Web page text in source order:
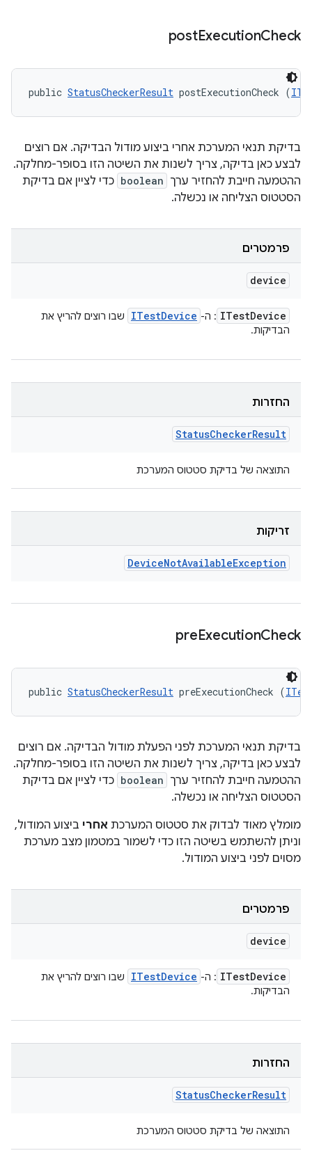
postExecutionCheck
public StatusCheckerResult postExecutionCheck (
בדיקת תנאי המערכת אחרי ביצוע מודול הבדיקה. אם רוצים
לבצע כאן בדיקה, צריך לשנות את השיטה הזו בסופר-מחלקה.
ההטמעה חייבת להחזיר ערך boolean כדי לציין אם בדיקת
הסטטוס הצליחה או נכשלה.
פרמטרים
device
ITestDevice : ה- ITestDevice
שבו רוצים להריץ את
הבדיקות.
החזרות
StatusCheckerResult
התוצאה של בדיקת סטטוס המערכת
זריקות
DeviceNotAvailableException
preExecutionCheck
public StatusCheckerResult preExecutionCheck (
בדיקת תנאי המערכת לפני הפעלת מודול הבדיקה. אם רוצים
לבצע כאן בדיקה, צריך לשנות את השיטה הזו בסופר-מחלקה.
ההטמעה חייבת להחזיר ערך boolean כדי לציין אם בדיקת
הסטטוס הצליחה או נכשלה.
מומלץ מאוד לבדוק את סטטוס המערכת אחרי ביצוע המודול,
וניתן להשתמש בשיטה הזו כדי לשמור במטמון מצב מערכת
מסוים לפני ביצוע המודול.
פרמטרים
device
ITestDevice : ה- ITestDevice
שבו רוצים להריץ את
הבדיקות.
החזרות
StatusCheckerResult
התוצאה של בדיקת סטטוס המערכת